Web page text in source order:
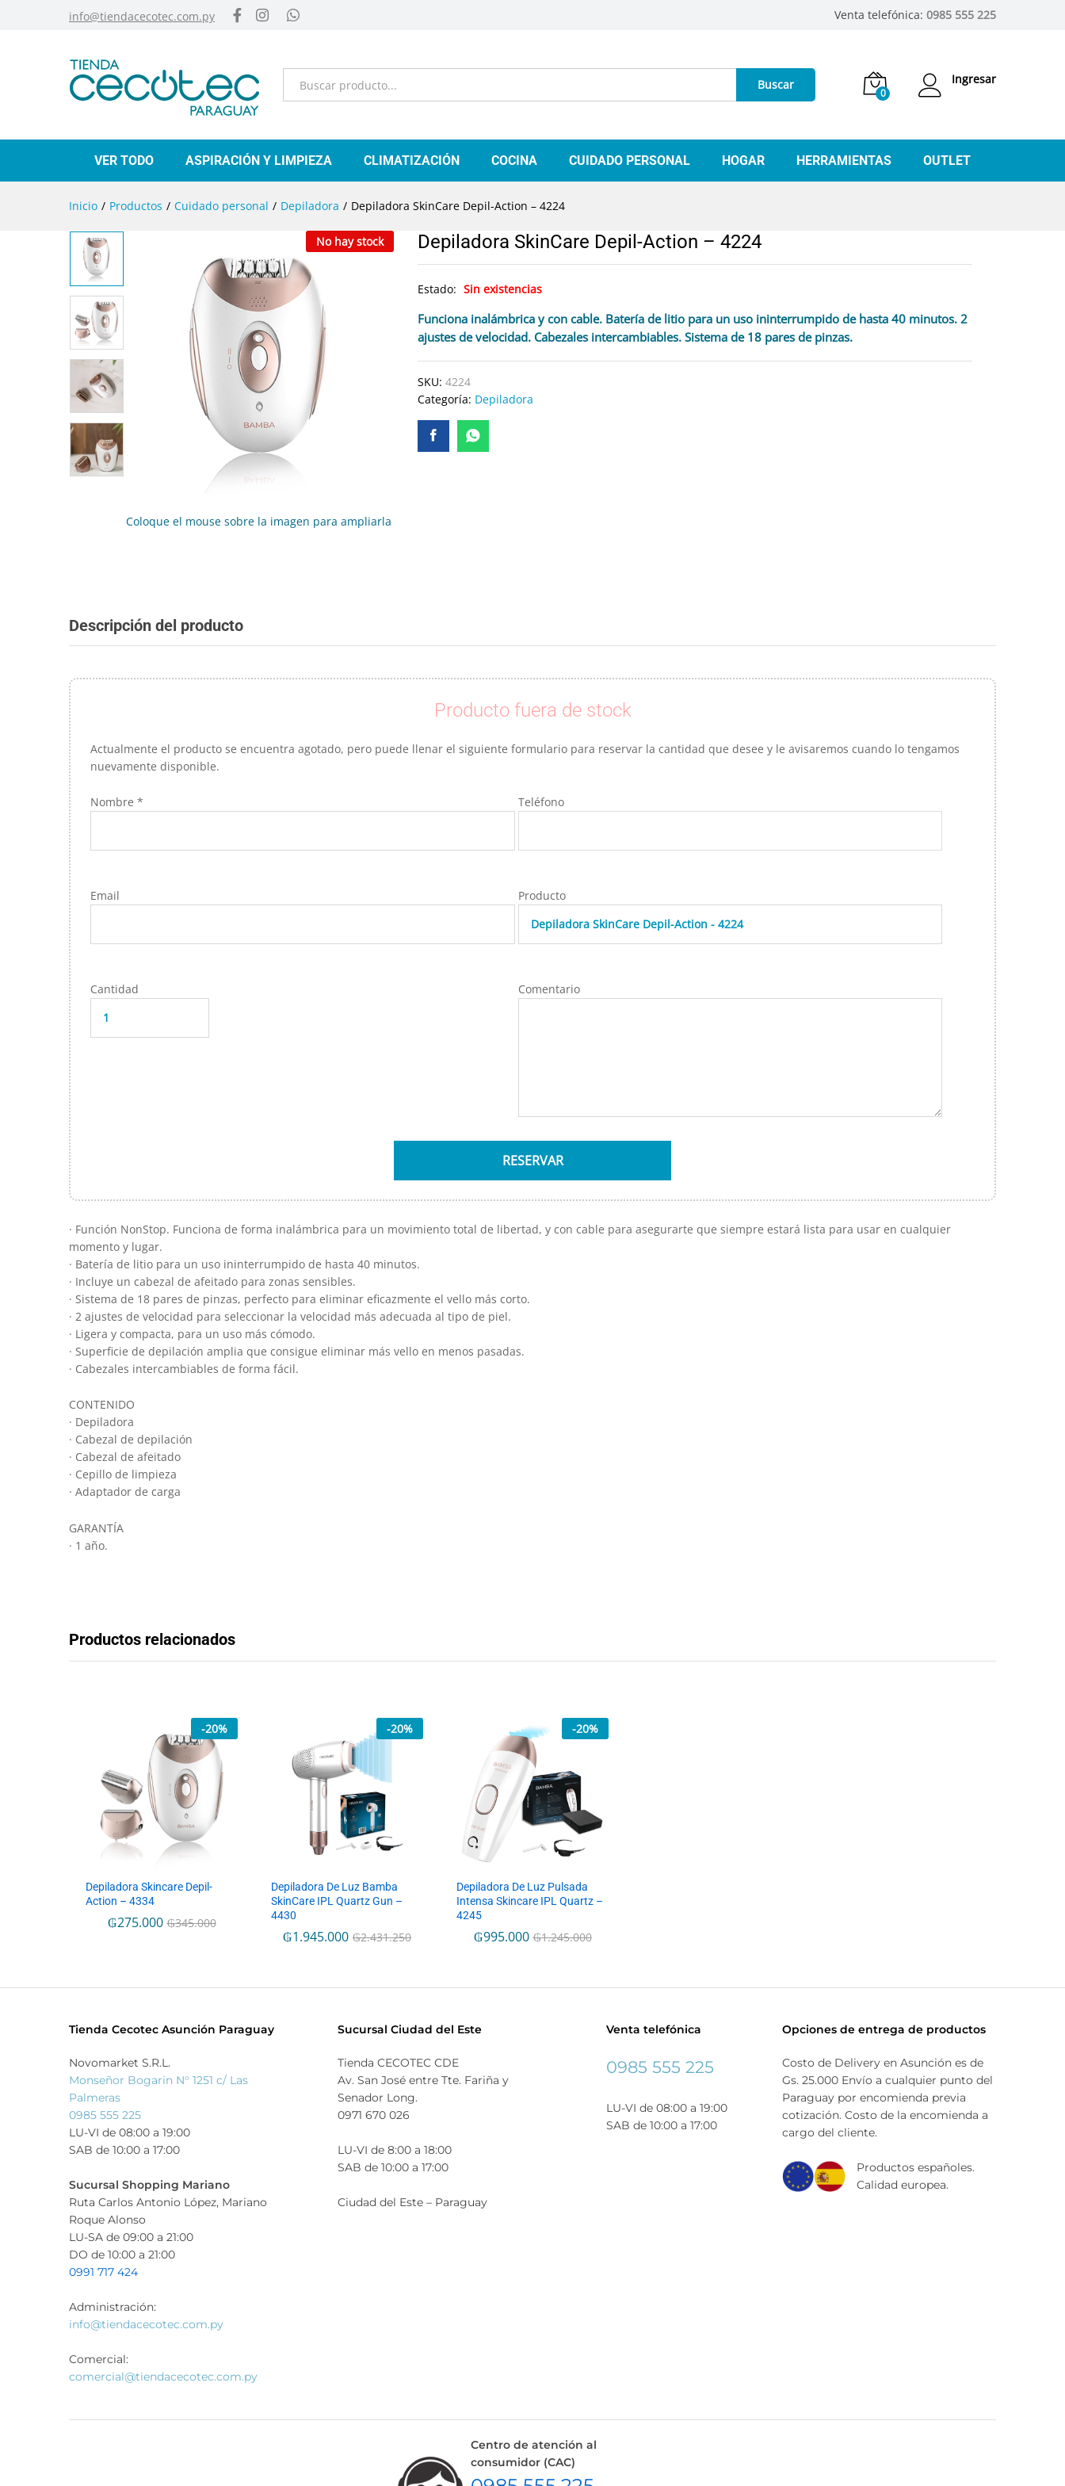
info@tiendacecotec.com.py Venta telefónica: 0985 555 225
Categorías Buscar
0
Ingresar
VER TODO ASPIRACIÓN Y LIMPIEZA CLIMATIZACIÓN COCINA CUIDADO PERSONAL HOGAR HERRAMIENTAS OUTLET
Inicio / Productos / Cuidado personal / Depiladora / Depiladora SkinCare Depil-Action – 4224
No hay stock
Coloque el mouse sobre la imagen para ampliarla
Depiladora SkinCare Depil-Action – 4224
Estado: Sin existencias
Funciona inalámbrica y con cable. Batería de litio para un uso ininterrumpido de hasta 40 minutos. 2
ajustes de velocidad. Cabezales intercambiables. Sistema de 18 pares de pinzas.
SKU: 4224
Categoría: Depiladora
Descripción del producto
Producto fuera de stock
Actualmente el producto se encuentra agotado, pero puede llenar el siguiente formulario para reservar la cantidad que desee y le avisaremos cuando lo tengamos
nuevamente disponible.
Nombre * Teléfono
Email Producto
Cantidad Comentario
· Función NonStop. Funciona de forma inalámbrica para un movimiento total de libertad, y con cable para asegurarte que siempre estará lista para usar en cualquier
momento y lugar.
· Batería de litio para un uso ininterrumpido de hasta 40 minutos.
· Incluye un cabezal de afeitado para zonas sensibles.
· Sistema de 18 pares de pinzas, perfecto para eliminar eficazmente el vello más corto.
· 2 ajustes de velocidad para seleccionar la velocidad más adecuada al tipo de piel.
· Ligera y compacta, para un uso más cómodo.
· Superficie de depilación amplia que consigue eliminar más vello en menos pasadas.
· Cabezales intercambiables de forma fácil.
CONTENIDO
· Depiladora
· Cabezal de depilación
· Cabezal de afeitado
· Cepillo de limpieza
· Adaptador de carga
GARANTÍA
· 1 año.
Productos relacionados
-20%
Depiladora Skincare Depil-
Action – 4334
₲275.000 ₲345.000
-20%
Depiladora De Luz Bamba
SkinCare IPL Quartz Gun –
4430
₲1.945.000 ₲2.431.250
-20%
Depiladora De Luz Pulsada
Intensa Skincare IPL Quartz –
4245
₲995.000 ₲1.245.000
Tienda Cecotec Asunción Paraguay
Novomarket S.R.L.
Monseñor Bogarin N° 1251 c/ Las
Palmeras
0985 555 225
LU-VI de 08:00 a 19:00
SAB de 10:00 a 17:00
Sucursal Shopping Mariano
Ruta Carlos Antonio López, Mariano
Roque Alonso
LU-SA de 09:00 a 21:00
DO de 10:00 a 21:00
0991 717 424
Administración:
info@tiendacecotec.com.py
Comercial:
comercial@tiendacecotec.com.py
Sucursal Ciudad del Este
Tienda CECOTEC CDE
Av. San José entre Tte. Fariña y
Senador Long.
0971 670 026
LU-VI de 8:00 a 18:00
SAB de 10:00 a 17:00
Ciudad del Este – Paraguay
Venta telefónica
0985 555 225
LU-VI de 08:00 a 19:00
SAB de 10:00 a 17:00
Opciones de entrega de productos
Costo de Delivery en Asunción es de
Gs. 25.000 Envío a cualquier punto del
Paraguay por encomienda previa
cotización. Costo de la encomienda a
cargo del cliente.
Productos españoles.
Calidad europea.
Centro de atención al
consumidor (CAC)